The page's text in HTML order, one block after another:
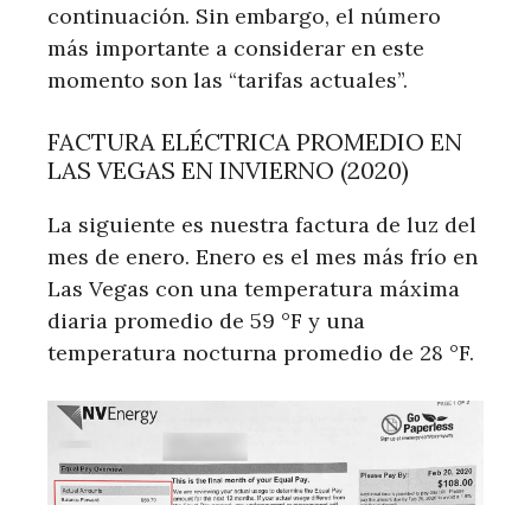
continuación. Sin embargo, el número
más importante a considerar en este
momento son las “tarifas actuales”.
FACTURA ELÉCTRICA PROMEDIO EN
LAS VEGAS EN INVIERNO (2020)
La siguiente es nuestra factura de luz del
mes de enero. Enero es el mes más frío en
Las Vegas con una temperatura máxima
diaria promedio de 59 °F y una
temperatura nocturna promedio de 28 °F.